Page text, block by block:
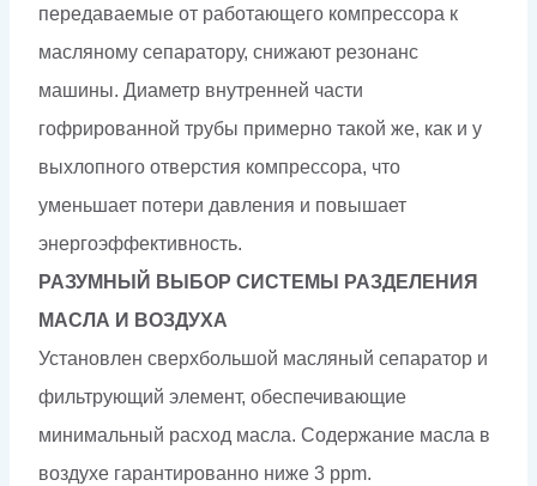
передаваемые от работающего компрессора к
масляному сепаратору, снижают резонанс
машины. Диаметр внутренней части
гофрированной трубы примерно такой же, как и у
выхлопного отверстия компрессора, что
уменьшает потери давления и повышает
энергоэффективность.
РАЗУМНЫЙ ВЫБОР СИСТЕМЫ РАЗДЕЛЕНИЯ
МАСЛА И ВОЗДУХА
Установлен сверхбольшой масляный сепаратор и
фильтрующий элемент, обеспечивающие
минимальный расход масла. Содержание масла в
воздухе гарантированно ниже 3 ppm.